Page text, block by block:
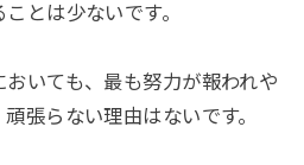
とは少ないです。
いても、最も努力が報われや
張らない理由はないです。